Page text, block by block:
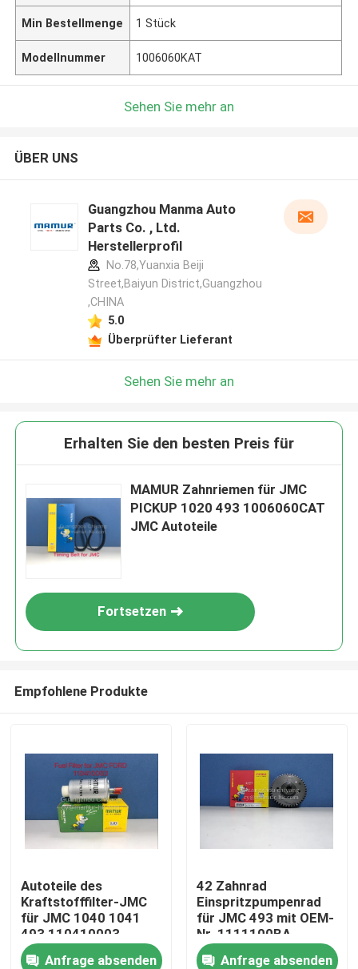
Min Bestellmenge 1 Stück
Modellnummer 1006060KAT
Sehen Sie mehr an
ÜBER UNS
Guangzhou Manma Auto
Parts Co. , Ltd.
Herstellerprofil
No.78,Yuanxia Beiji
Street,Baiyun District,Guangzhou
,CHINA
5.0
Überprüfter Lieferant
Sehen Sie mehr an
Erhalten Sie den besten Preis für
MAMUR Zahnriemen für JMC
PICKUP 1020 493 1006060CAT
JMC Autoteile
Fortsetzen
Empfohlene Produkte
Autoteile des
Kraftstofffilter-JMC
für JMC 1040 1041
493 110410003
CN3C15 9B328BA
Anfrage absenden
42 Zahnrad
Einspritzpumpenrad
für JMC 493 mit OEM-
Nr. 1111100BA
Anfrage absenden